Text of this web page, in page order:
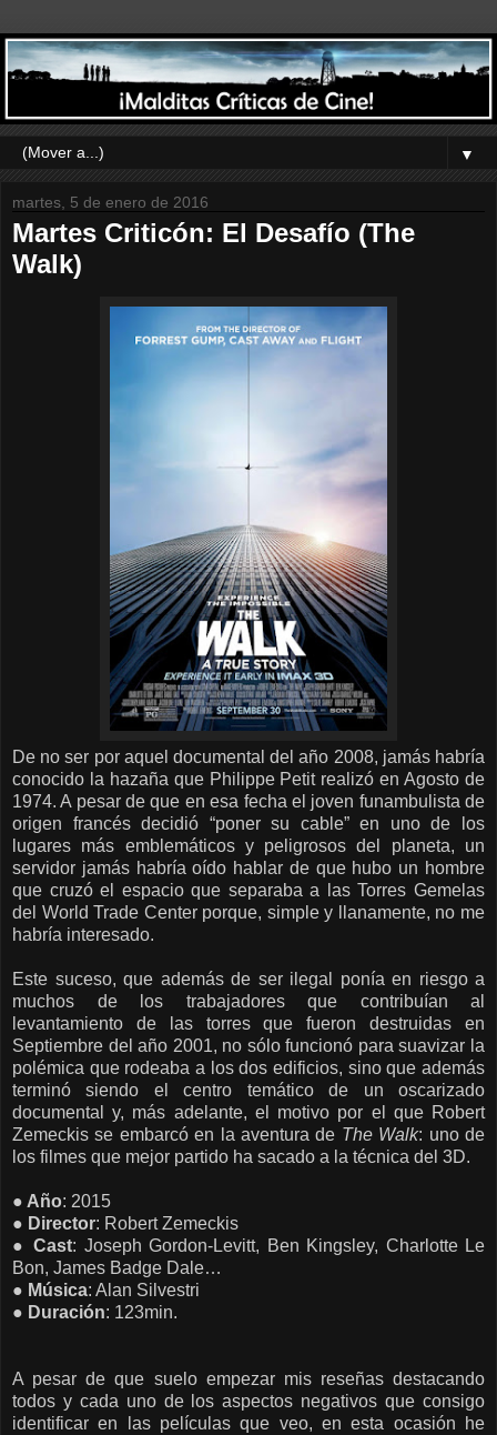
▼
martes, 5 de enero de 2016
Martes Criticón: El Desafío (The
Walk)
De no ser por aquel documental del año 2008, jamás habría
conocido la hazaña que Philippe Petit realizó en Agosto de
1974. A pesar de que en esa fecha el joven funambulista de
origen francés decidió “poner su cable” en uno de los
lugares más emblemáticos y peligrosos del planeta, un
servidor jamás habría oído hablar de que hubo un hombre
que cruzó el espacio que separaba a las Torres Gemelas
del World Trade Center porque, simple y llanamente, no me
habría interesado.
Este suceso, que además de ser ilegal ponía en riesgo a
muchos de los trabajadores que contribuían al
levantamiento de las torres que fueron destruidas en
Septiembre del año 2001, no sólo funcionó para suavizar la
polémica que rodeaba a los dos edificios, sino que además
terminó siendo el centro temático de un oscarizado
documental y, más adelante, el motivo por el que Robert
Zemeckis se embarcó en la aventura de The Walk: uno de
los filmes que mejor partido ha sacado a la técnica del 3D.
● Año: 2015
● Director: Robert Zemeckis
● Cast: Joseph Gordon-Levitt, Ben Kingsley, Charlotte Le
Bon, James Badge Dale…
● Música: Alan Silvestri
● Duración: 123min.
A pesar de que suelo empezar mis reseñas destacando
todos y cada uno de los aspectos negativos que consigo
identificar en las películas que veo, en esta ocasión he